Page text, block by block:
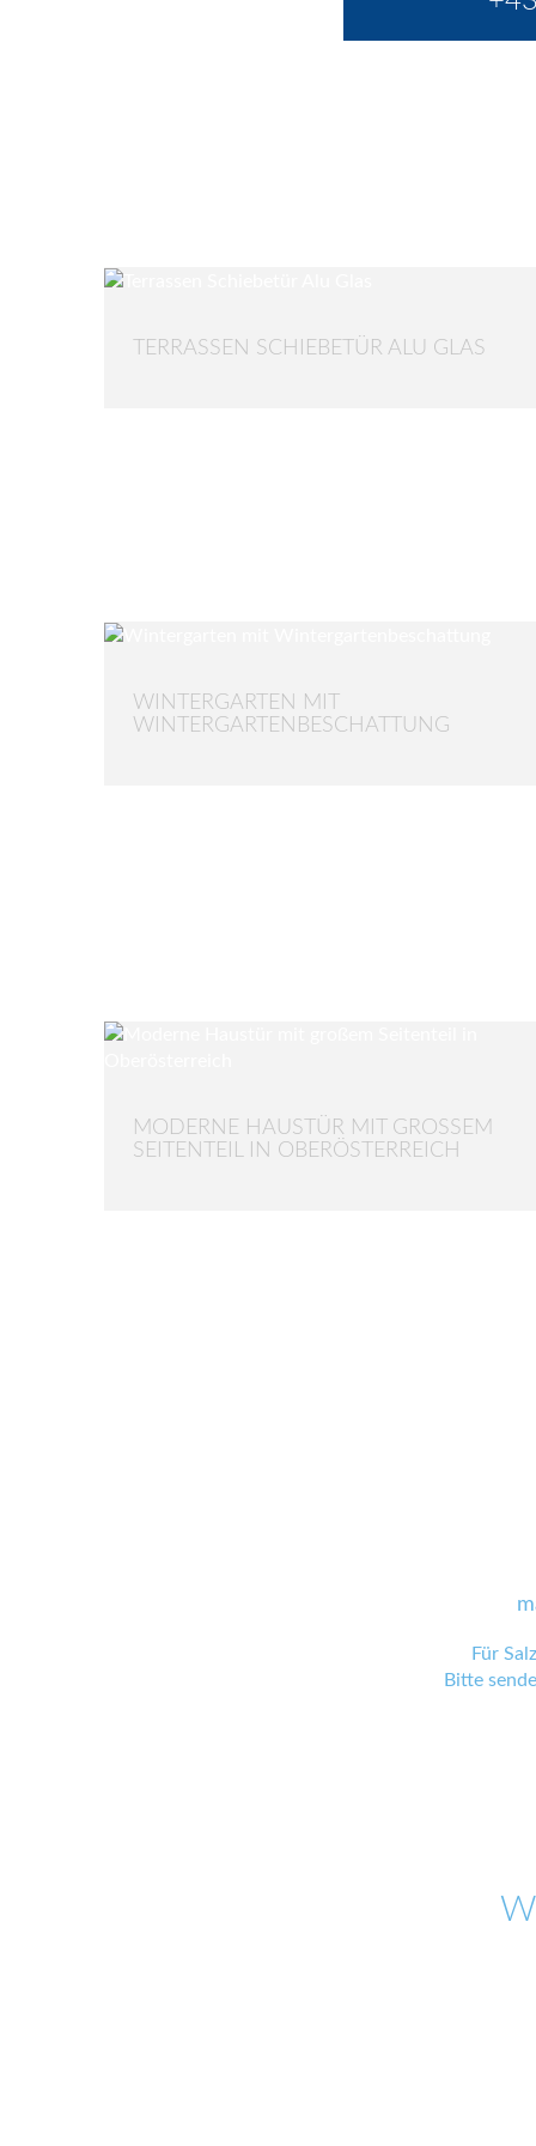
TERRASSEN SCHIEBETÜR ALU GLAS
WINTERGARTEN MIT
WINTERGARTENBESCHATTUNG
MODERNE HAUSTÜR MIT GROSSEM S
EITENTEIL IN OBERÖSTERREICH
Für
Bitte